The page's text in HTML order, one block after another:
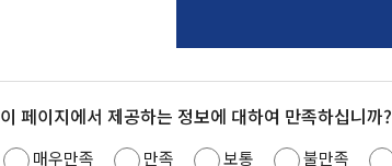
이 페이지에서 제공하는 정보에 대하여 만족하십니까?
매우만족 만족 보통 불만족